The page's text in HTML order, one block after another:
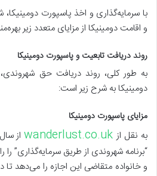
با سرمایه‌گذاری و اخذ پاسپورت دومینیکا،
و اقامت دومینیکا از مزایای متعدد زیر
روند دریافت تابعیت و پاسپورت دومینیکا
به طور کلی، روند دریافت حق
دومینیکا به شرح زیر است:
مزایای پاسپورت دومینیکا
به نقل ازwanderlust.co.uk
“برنامه شهروندی از طریق سرمایه‌گذاری” را
و خانواده‌ متقاضی این اجازه را می‌دهد تا